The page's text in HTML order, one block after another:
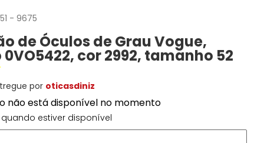
DNZ
Ono
DNZ
Ono
Anual
Todas as Durações
Hit
Ono
-9675
de Óculos de Grau Vogue,
cor 2992, tamanho 52
por oticasdiniz
não está disponível no momento
estiver disponível